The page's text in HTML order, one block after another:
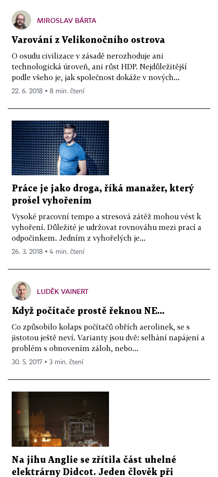
MIROSLAV BÁRTA
Varování z Velikonočního ostrova
O osudu civilizace v zásadě nerozhoduje ani
technologická úroveň, ani růst HDP. Nejdůležitější
podle všeho je, jak společnost dokáže v nových...
22. 6. 2018 ▪ 8 min. čtení
Práce je jako droga, říká manažer, který
prošel vyhořením
Vysoké pracovní tempo a stresová zátěž mohou vést k
vyhoření. Důležité je udržovat rovnováhu mezi prací a
odpočinkem. Jedním z vyhořelých je...
26. 3. 2018 ▪ 4 min. čtení
LUDĚK VAINERT
Když počítače prostě řeknou NE...
Co způsobilo kolaps počítačů obřích aerolinek, se s
jistotou ještě neví. Varianty jsou dvě: selhání napájení a
problém s obnovením záloh, nebo...
30. 5. 2017 ▪ 3 min. čtení
Na jihu Anglie se zřítila část uhelné
elektrárny Didcot. Jeden člověk při